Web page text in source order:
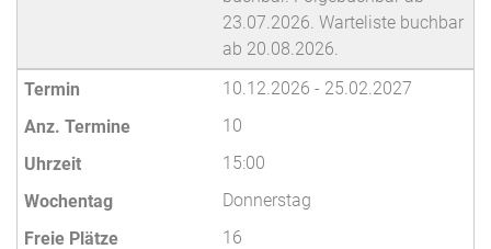
23.07.2026. Warteliste buchbar
ab 20.08.2026.
10.12.2026 - 25.02.2027
10
15:00
Donnerstag
16